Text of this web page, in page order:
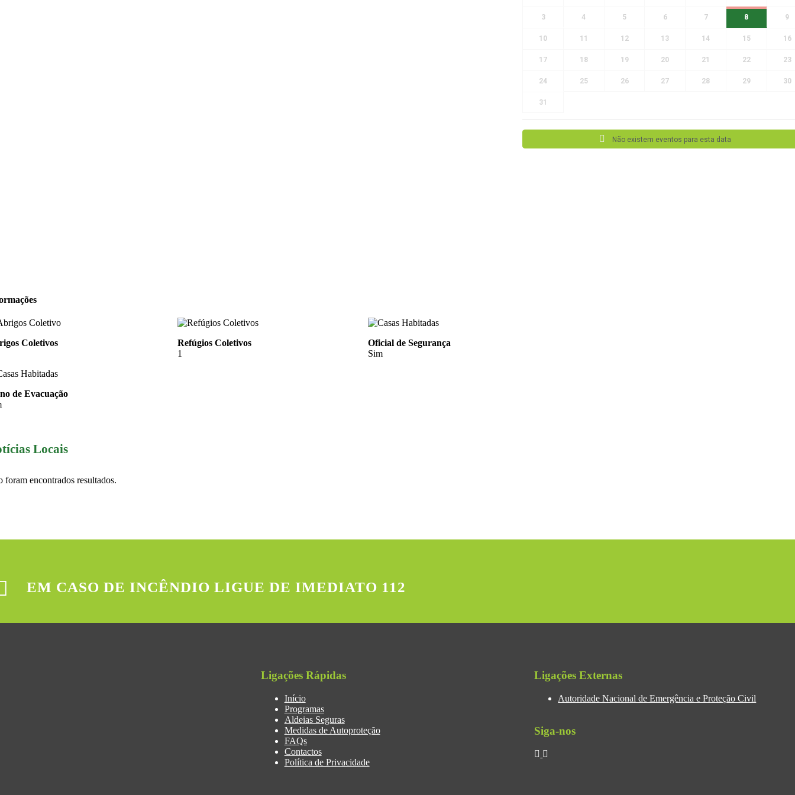
Coletivos
Refúgios Coletivos
1
Oficial de Segurança
Sim
de Evacuação
Locais
foram encontrados resultados.
3 4 5 6 7 8 9
10 11 12 13 14 15 16
17 18 19 20 21 22 23
24 25 26 27 28 29 30
31
Não existem eventos para esta data
EM CASO DE INCÊNDIO LIGUE DE IMEDIATO 112
Ligações Rápidas
Início
Programas
Aldeias Seguras
Medidas de Autoproteção
FAQs
Contactos
Política de Privacidade
Ligações Externas
Autoridade Nacional de Emergência e Proteção Civil
Siga-nos